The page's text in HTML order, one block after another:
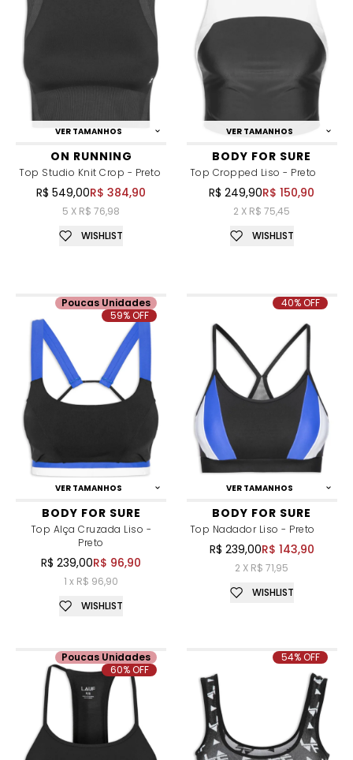
VER TAMANHOS
ON RUNNING
Top Studio Knit Crop - Preto
R$ 549,00R$ 384,90
5 X R$ 76,98
WISHLIST
VER TAMANHOS
BODY FOR SURE
Top Cropped Liso - Preto
R$ 249,90R$ 150,90
2 X R$ 75,45
WISHLIST
VER TAMANHOS
BODY FOR SURE
Top Alça Cruzada Liso -
Preto
R$ 239,00R$ 96,90
1 x R$ 96,90
Poucas Unidades
59% OFF
WISHLIST
VER TAMANHOS
BODY FOR SURE
Top Nadador Liso - Preto
R$ 239,00R$ 143,90
2 X R$ 71,95
40% OFF
WISHLIST
Poucas Unidades
60% OFF
54% OFF